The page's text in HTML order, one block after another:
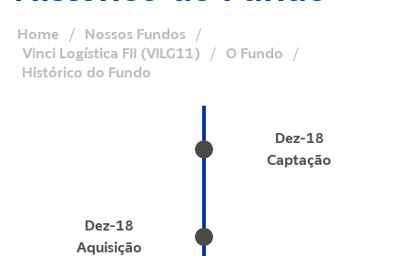
Home / Nossos Fundos
/
Vinci Logística FII (VILG11)
/ O Fundo
/
Histórico do Fundo
Dez-18
Captação
Dez-18
Aquisição